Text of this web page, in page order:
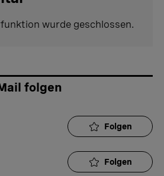
wurde geschlossen.
folgen
Folgen
Folgen